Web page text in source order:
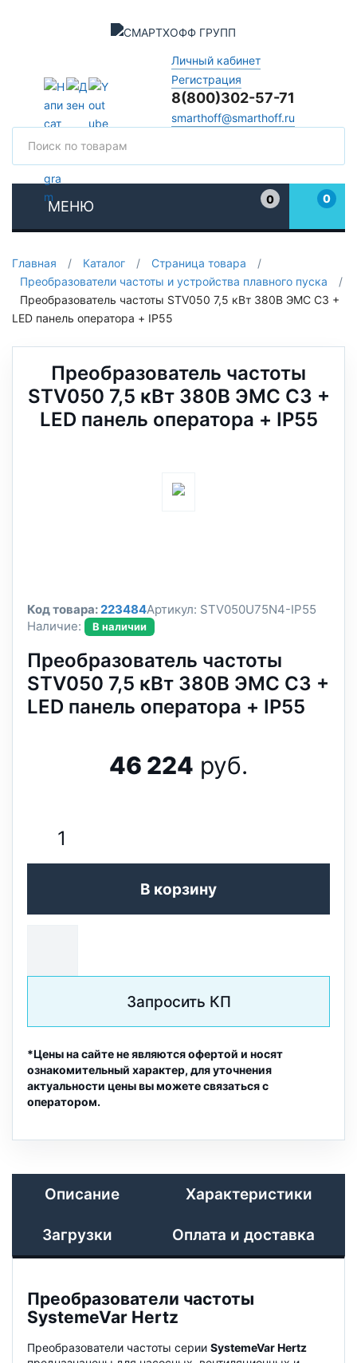
Личный кабинет
Регистрация
8(800)302-57-71
smarthoff@smarthoff.ru
МЕНЮ
0
0
Главная / Каталог / Страница товара
/
Преобразователи частоты и устройства плавного пуска
/
Преобразователь частоты STV050 7,5 кВт 380В ЭМС С3 +
LED панель оператора + IP55
Преобразователь частоты
STV050 7,5 кВт 380В ЭМС С3 +
LED панель оператора + IP55
Код товара:223484Артикул: STV050U75N4-IP55
Наличие:
В наличии
Преобразователь частоты
STV050 7,5 кВт 380В ЭМС С3 +
LED панель оператора + IP55
46 224 руб.
В корзину
Запросить КП
*Цены на сайте не являются офертой и носят
ознакомительный характер, для уточнения
актуальности цены вы можете связаться с
оператором.
Описание Характеристики
Загрузки Оплата и доставка
Преобразователи частоты
SystemeVar Hertz
Преобразователи частоты серии SystemeVar Hertz